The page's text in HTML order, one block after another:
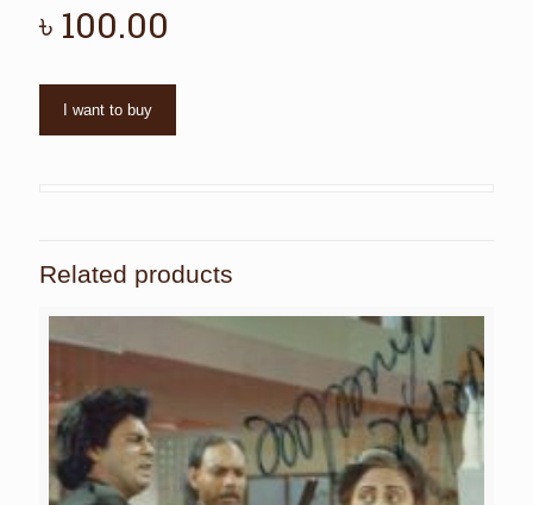
৳ 100.00
I want to buy
Related products